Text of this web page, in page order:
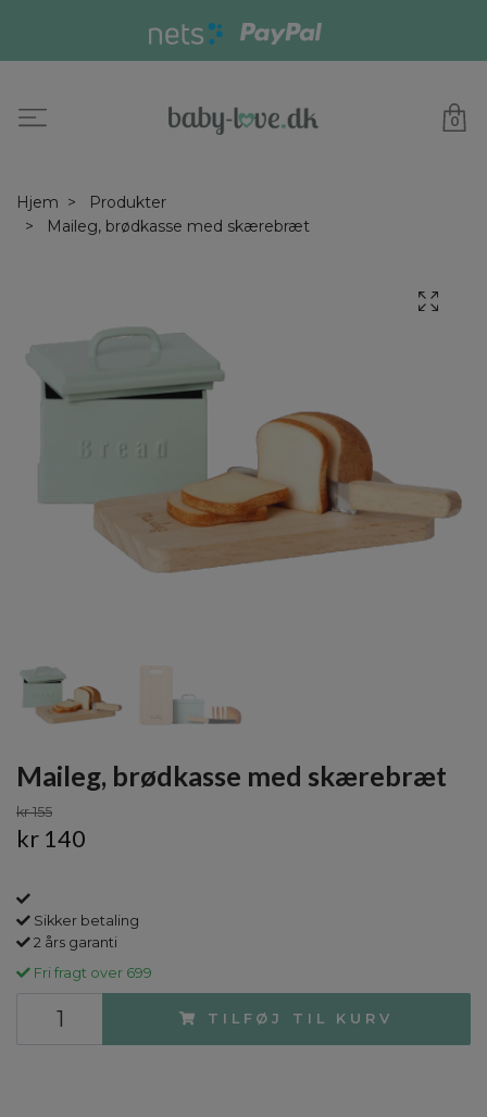
0
Hjem
Produkter
Maileg, brødkasse med skærebræt
Maileg, brødkasse med skærebræt
kr 155
kr 140
Sikker betaling
2 års garanti
Fri fragt over 699
TILFØJ TIL KURV